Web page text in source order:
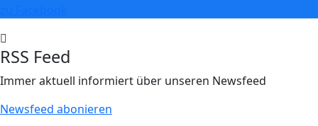
RSS Feed
Immer aktuell informiert über unseren Newsfeed
Newsfeed abonieren